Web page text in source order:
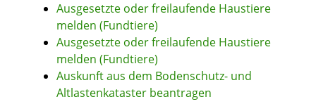
Ausgesetzte oder freilaufende Haustiere
melden (Fundtiere)
Ausgesetzte oder freilaufende Haustiere
melden (Fundtiere)
Auskunft aus dem Bodenschutz- und
Altlastenkataster beantragen